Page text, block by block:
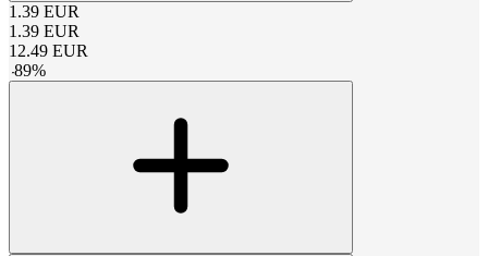
1.39 EUR
1.39 EUR
12.49 EUR
-89%